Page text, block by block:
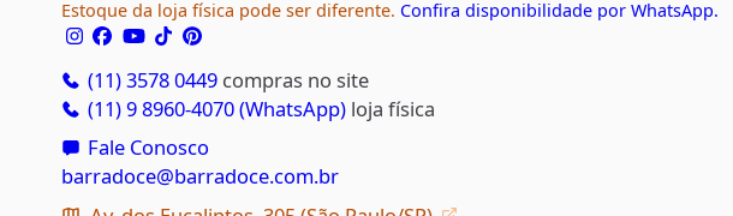
Estoque da loja física pode ser diferente. Confira disponibilidade por WhatsApp.
(11) 3578 0449 compras no site
(11) 9 8960-4070 (WhatsApp) loja física
Fale Conosco
barradoce@barradoce.com.br